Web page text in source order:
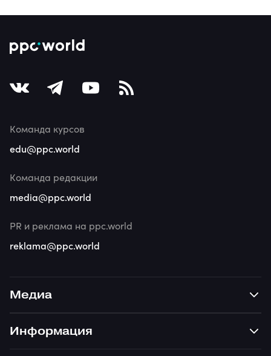
Медиа
Информация
Команда курсов
edu@ppc.world
Команда редакции
media@ppc.world
PR и реклама на ppc.world
reklama@ppc.world